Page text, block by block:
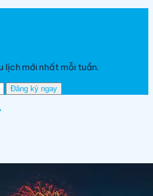
lịch mới nhất mỗi tuần.
Đăng ký ngay